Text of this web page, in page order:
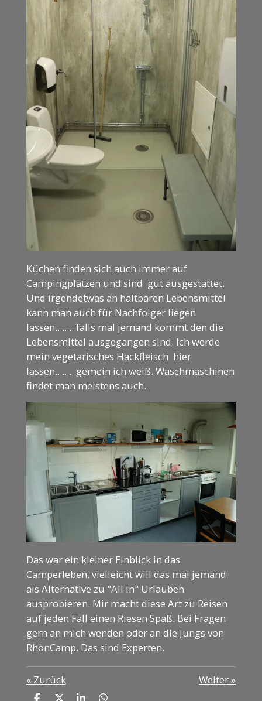
Küchen finden sich auch immer auf
Campingplätzen und sind gut ausgestattet.
Und irgendetwas an haltbaren Lebensmittel
kann man auch für Nachfolger liegen
lassen.........falls mal jemand kommt den die
Lebensmittel ausgegangen sind. Ich werde
mein vegetarisches Hackfleisch hier
lassen.........gemein ich weiß. Waschmaschinen
findet man meistens auch.
Das war ein kleiner Einblick in das
Camperleben, vielleicht will das mal jemand
als Alternative zu "All in" Urlauben
ausprobieren. Mir macht diese Art zu Reisen
auf jeden Fall einen Riesen Spaß. Bei Fragen
gern an mich wenden oder an die Jungs von
RhönCamp. Das sind Experten.
« Zurück Weiter»